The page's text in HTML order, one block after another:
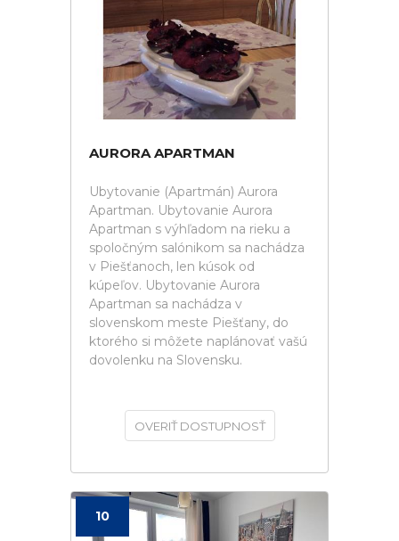
AURORA APARTMAN
Ubytovanie (Apartmán) Aurora
Apartman. Ubytovanie Aurora
Apartman s výhľadom na rieku a
spoločným salónikom sa nachádza
v Piešťanoch, len kúsok od
kúpeľov. Ubytovanie Aurora
Apartman sa nachádza v
slovenskom meste Piešťany, do
ktorého si môžete naplánovať vašú
dovolenku na Slovensku.
OVERIŤ DOSTUPNOSŤ
10